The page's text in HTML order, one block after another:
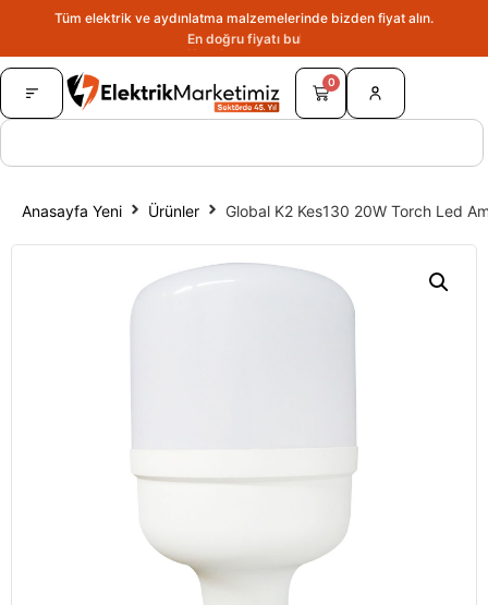
Tüm elektrik ve aydınlatma malzemelerinde bizden fiyat alın.
En doğru fiyatı bulun.
0
Anasayfa Yeni Ürünler Global K2 Kes130 20W Torch Led